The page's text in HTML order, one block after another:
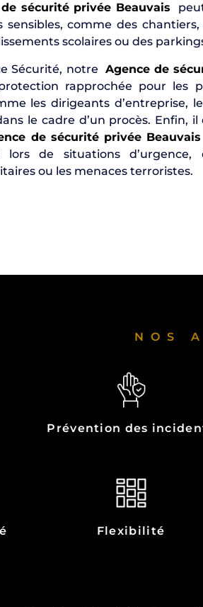
sécurité privée Beauvais
sensibles, comme des
scolaires ou des
Sécurité, notre Agence de
rapprochée pour les
les dirigeants d’entreprise,
le cadre d’un procès. Enfin,
de sécurité privée Beauvais
lors de situations d’urgence,
ou les menaces terroristes.
NOS
Prévention des
Flexibilité